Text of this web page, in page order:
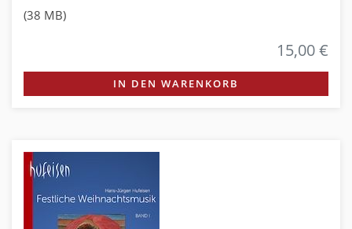
(38 MB)
15,00 €
IN DEN WARENKORB